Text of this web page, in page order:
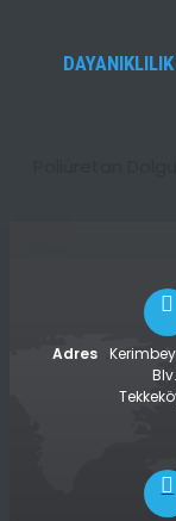
DAYANIKLILIK
Adres